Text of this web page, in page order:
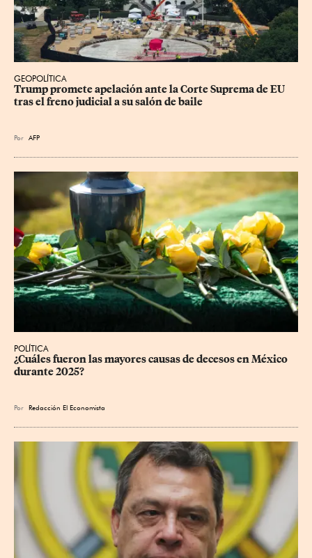
GEOPOLÍTICA
Trump promete apelación ante la Corte Suprema de EU
tras el freno judicial a su salón de baile
Por AFP
POLÍTICA
¿Cuáles fueron las mayores causas de decesos en México
durante 2025?
Por Redacción El Economista